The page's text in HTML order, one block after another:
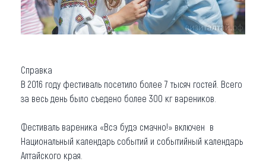
Справка
В 2016 году фестиваль посетило более 7 тысяч гостей. Всего
за весь день было съедено более 300 кг вареников.
Фестиваль вареника «Всэ будэ смачно!» включен в
Национальный календарь событий и событийный календарь
Алтайского края.